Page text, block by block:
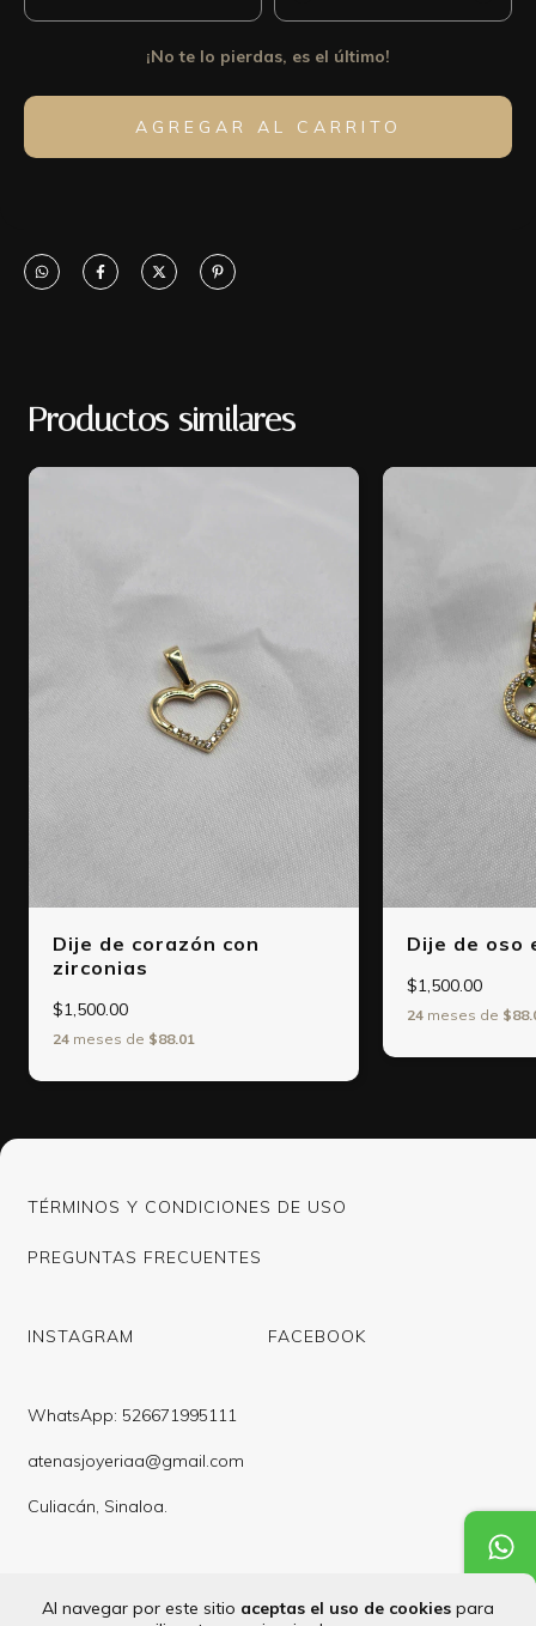
Al navegar por este sitio aceptas el uso de cookies para
¡No te lo pierdas, es el último!
Productos similares
Dije de corazón con
zirconias
$1,500.00
24 meses de $88.01
Dije de oso
$1,500.00
24 meses de
TÉRMINOS Y CONDICIONES DE USO
PREGUNTAS FRECUENTES
INSTAGRAM FACEBOOK
WhatsApp: 526671995111
atenasjoyeriaa@gmail.com
Culiacán, Sinaloa.